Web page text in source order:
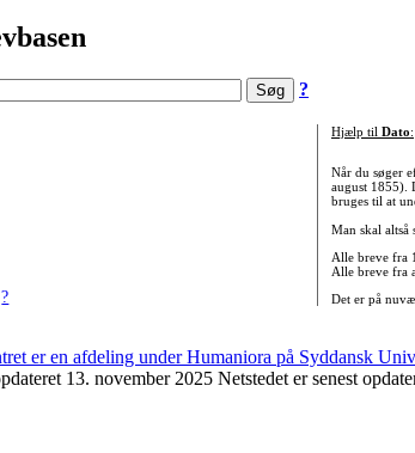
?
?
Hjælp til Dato:
Når du søger
august 1855).
bruges til at
Man skal altså
Alle breve fra
Alle breve fra
Det er på
13. november 2025 Netstedet er senest